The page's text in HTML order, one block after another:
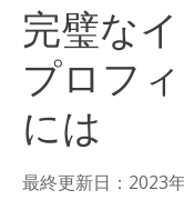
完璧な
プロフ
には
最終更新日：2023